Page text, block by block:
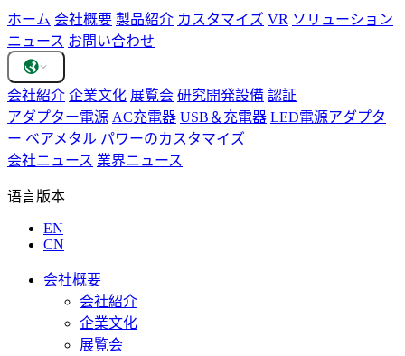
ホーム 会社概要 製品紹介 カスタマイズ VR ソリューション
ニュース お問い合わせ
会社紹介 企業文化 展覧会 研究開発設備 認証
アダプター電源 AC充電器 USB＆充電器 LED電源アダプタ
ー ベアメタル パワーのカスタマイズ
会社ニュース 業界ニュース
语言版本
EN
CN
会社概要
会社紹介
企業文化
展覧会